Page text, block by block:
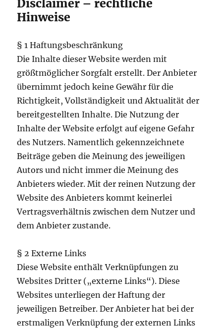
Disclaimer – rechtliche
Hinweise
§ 1 Haftungsbeschränkung
Die Inhalte dieser Website werden mit
größtmöglicher Sorgfalt erstellt. Der Anbieter
übernimmt jedoch keine Gewähr für die
Richtigkeit, Vollständigkeit und Aktualität der
bereitgestellten Inhalte. Die Nutzung der
Inhalte der Website erfolgt auf eigene Gefahr
des Nutzers. Namentlich gekennzeichnete
Beiträge geben die Meinung des jeweiligen
Autors und nicht immer die Meinung des
Anbieters wieder. Mit der reinen Nutzung der
Website des Anbieters kommt keinerlei
Vertragsverhältnis zwischen dem Nutzer und
dem Anbieter zustande.
§ 2 Externe Links
Diese Website enthält Verknüpfungen zu
Websites Dritter („externe Links“). Diese
Websites unterliegen der Haftung der
jeweiligen Betreiber. Der Anbieter hat bei der
erstmaligen Verknüpfung der externen Links